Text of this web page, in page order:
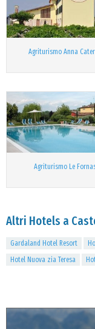
Agriturismo Anna
Agriturismo Le
Altri Hotels a
Gardaland Hotel Resort
Hotel Nuova zia Teresa